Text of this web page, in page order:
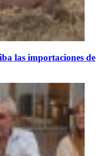
las importaciones de